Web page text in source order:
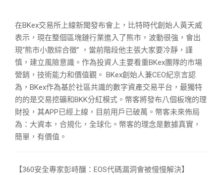
在BKex交易所上線新聞發布會上，比特時代創始人黃天威
表示，現在整個區塊鏈行業進入了熊市，波動很強，會出
現“熊市小散綜合徵” ，當前階段他主張大家要冷靜，謹
慎，建立風險意識。作為投資人主要看重BKex團隊的市場
營銷，技術能力和價值觀。 BKex創始人兼CEO紀京言認
為，BKex作為基於社區共識的數字資產交易平台，最獨特
的的是交易挖礦和BKK分紅模式。幣客將發布八個板塊的理
財投，其APP已經上線，目前用戶已破萬。幣客未來佈局
為：大資本，合規化，全球化。幣客的理念是數據真實，
簡單，有價值。
【360安全專家彭峙釀：EOS代碼漏洞會被慢慢解決】